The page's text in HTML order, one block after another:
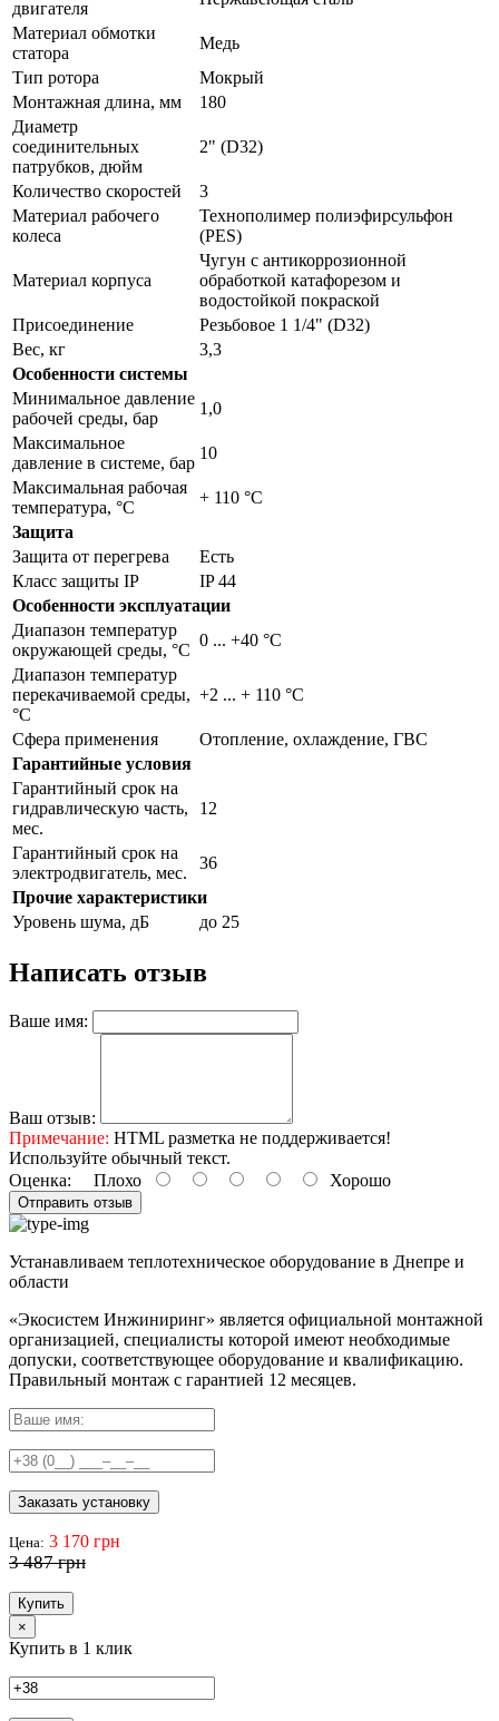
двигателя
Материал обмотки
статора
Медь
Тип ротора
Мокрый
Монтажная длина, мм
180
Диаметр
соединительных
патрубков, дюйм
2" (D32)
Количество скоростей
3
Материал рабочего
колеса
Технополимер полиэфирсульфон
(PES)
Материал корпуса
Чугун с антикоррозионной
обработкой катафорезом и
водостойкой покраской
Присоединение
Резьбовое 1 1/4" (D32)
Вес, кг
3,3
Особенности системы
Минимальное давление
рабочей среды, бар
1,0
Максимальное
давление в системе, бар
10
Максимальная рабочая
температура, °С
+ 110 °C
Защита
Защита от перегрева
Есть
Класс защиты IP
IP 44
Особенности эксплуатации
Диапазон температур
окружающей среды, °С
0 ... +40 °C
Диапазон температур
перекачиваемой среды,
°С
+2 ... + 110 °C
Сфера применения
Отопление, охлаждение, ГВС
Гарантийные условия
Гарантийный срок на
гидравлическую часть,
мес.
12
Гарантийный срок на
электродвигатель, мес.
36
Прочие характеристики
Уровень шума, дБ
до 25
Написать отзыв
Ваше имя:
Ваш отзыв:
Примечание: HTML разметка не поддерживается!
Используйте обычный текст.
Оценка: Плохо Хорошо
Отправить отзыв
Устанавливаем теплотехническое оборудование в Днепре и
области
«Экосистем Инжиниринг» является официальной монтажной
организацией, специалисты которой имеют необходимые
допуски, соответствующее оборудование и квалификацию.
Правильный монтаж с гарантией 12 месяцев.
Заказать установку
Цена: 3 170 грн
3 487 грн
Купить
×
Купить в 1 клик